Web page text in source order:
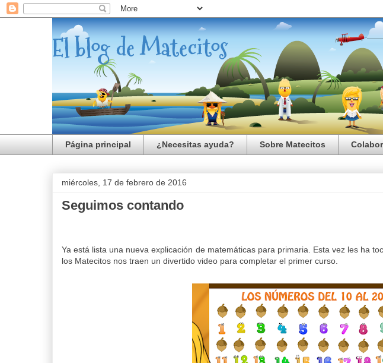
El blog de Matecitos
Página principal ¿Necesitas ayuda? Sobre Matecitos
miércoles, 17 de febrero de 2016
Seguimos contando
Ya está lista una nueva explicación de matemáticas para primaria. Esta vez les ha
los Matecitos nos traen un divertido video para completar el primer curso.